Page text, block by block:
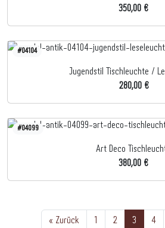
350,00 €
#04104
Jugendstil Tischleuchte /
280,00 €
#04099
Art Deco
380,00 €
« Zurück 2 3 4